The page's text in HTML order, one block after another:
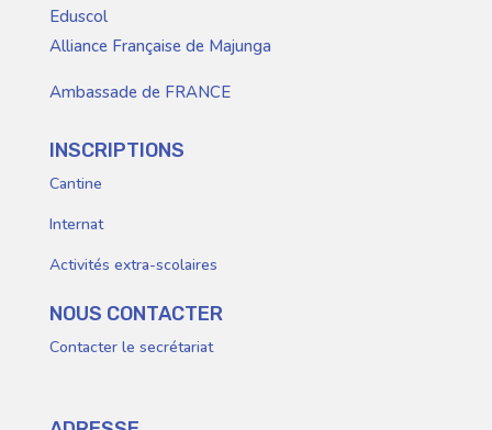
Eduscol
Alliance Française de Majunga
Ambassade de FRANCE
INSCRIPTIONS
Cantine
Internat
Activités extra-scolaires
NOUS CONTACTER
Contacter le secrétariat